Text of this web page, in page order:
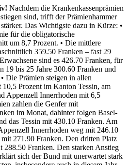
Nachdem die Krankenkassenprämien
sind, trifft der Prämienhammer
Das Wichtigste dazu in Kürze: •
für die obligatorische
um 8,7 Prozent. • Die mittlere
359.50 Franken – fast 29
sind es 426.70 Franken, für
19 bis 25 Jahre 300.60 Franken und
Die Prämien steigen in allen
Prozent im Kanton Tessin, am
Appenzell Innerrhoden mit 6,5
zahlen die Genfer mit
im Monat, dahinter folgen Basel-
das Tessin mit 430.10 Franken. Am
Innerrhoden weg mit 246.10
271.90 Franken. Den dritten Platz
288.50 Franken. Den starken Anstieg
sich der Bund mit unerwartet stark